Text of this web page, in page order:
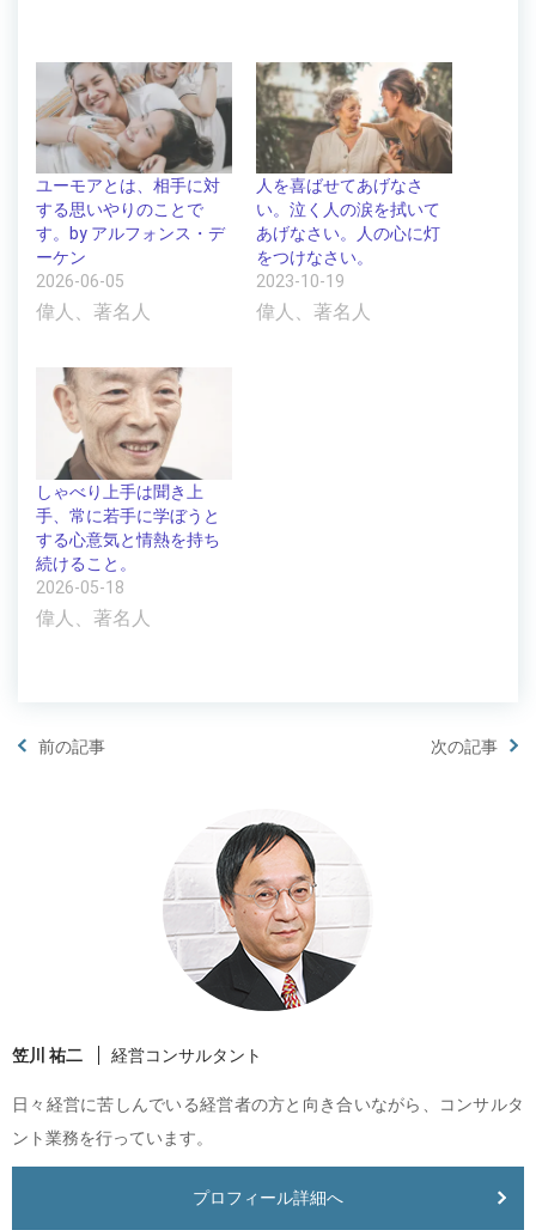
ユーモアとは、相手に対
する思いやりのことで
す。by アルフォンス・デ
ーケン
2026-06-05
偉人、著名人
人を喜ばせてあげなさ
い。泣く人の涙を拭いて
あげなさい。人の心に灯
をつけなさい。
2023-10-19
偉人、著名人
しゃべり上手は聞き上
手、常に若手に学ぼうと
する心意気と情熱を持ち
続けること。
2026-05-18
偉人、著名人
前の記事 次の記事
笠川 祐二 経営コンサルタント
日々経営に苦しんでいる経営者の方と向き合いながら、コンサルタ
ント業務を行っています。
プロフィール詳細へ